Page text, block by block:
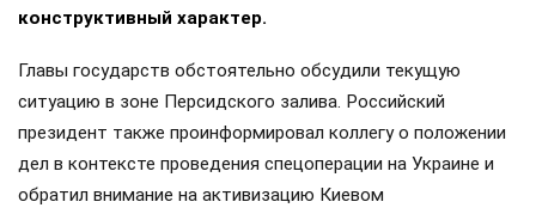
конструктивный характер.
Главы государств обстоятельно обсудили текущую
ситуацию в зоне Персидского залива. Российский
президент также проинформировал коллегу о положении
дел в контексте проведения спецоперации на Украине и
обратил внимание на активизацию Киевом